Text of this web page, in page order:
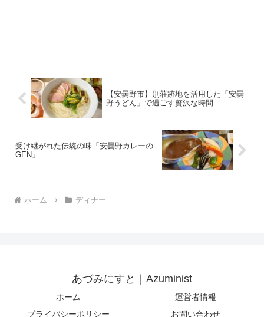
【安曇野市】別荘跡地を活用した「安曇
野うどん」で過ごす贅沢な時間
受け継がれた伝統の味「安曇野カレーの
GEN」
ホーム ディナー
あづみにすと｜Azuminist
ホーム
運営者情報
プライバシーポリシー
お問い合わせ